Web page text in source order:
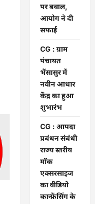
पर बवाल,
आयोग ने दी
सफाई
CG : ग्राम
पंचायत
भैंसासुर में
नवीन आधार
केंद्र का हुआ
शुभारंभ
CG : आपदा
प्रबंधन संबंधी
राज्य स्तरीय
मॉक
एक्सरसाइज
का वीडियो
कान्फ्रेंसिंग के